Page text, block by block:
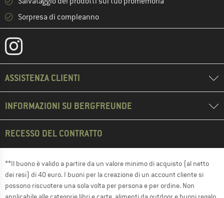
Sorpresa di compleanno
ASSISTENZA CLIENTI
INFORMAZIONI SU BERGFREUNDE
RECESSO DEL CONTRATTO
**Il buono è valido a partire da un valore minimo di acquisto (al netto
dei resi) di 40 euro. I buoni per la creazione di un account cliente si
possono riscuotere una sola volta per persona e per ordine. Non